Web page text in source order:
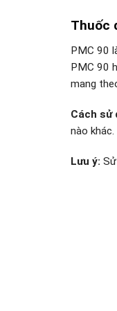
Thuốc
PMC 90
PMC 90
mang
Cách sử
nào khác.
Lưu ý: